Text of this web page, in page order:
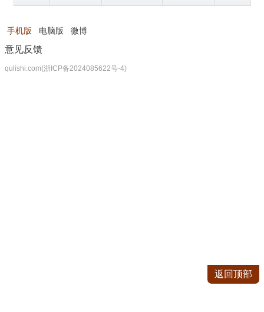
手机版 电脑版 微博
意见反馈
qulishi.com(浙ICP备2024085622号-4)
返回顶部